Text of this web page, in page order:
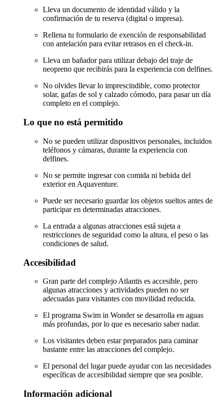
Lleva un documento de identidad válido y la
confirmación de tu reserva (digital o impresa).
Rellena tu formulario de exención de responsabilidad
con antelación para evitar retrasos en el check-in.
Lleva un bañador para utilizar debajo del traje de
neopreno que recibirás para la experiencia con delfines.
No olvides llevar lo imprescindible, como protector
solar, gafas de sol y calzado cómodo, para pasar un día
completo en el complejo.
Lo que no está permitido
No se pueden utilizar dispositivos personales, incluidos
teléfonos y cámaras, durante la experiencia con
delfines.
No se permite ingresar con comida ni bebida del
exterior en Aquaventure.
Puede ser necesario guardar los objetos sueltos antes de
participar en determinadas atracciones.
La entrada a algunas atracciones está sujeta a
restricciones de seguridad como la altura, el peso o las
condiciones de salud.
Accesibilidad
Gran parte del complejo Atlantis es accesible, pero
algunas atracciones y actividades pueden no ser
adecuadas para visitantes con movilidad reducida.
El programa Swim in Wonder se desarrolla en aguas
más profundas, por lo que es necesario saber nadar.
Los visitantes deben estar preparados para caminar
bastante entre las atracciones del complejo.
El personal del lugar puede ayudar con las necesidades
específicas de accesibilidad siempre que sea posible.
Información adicional